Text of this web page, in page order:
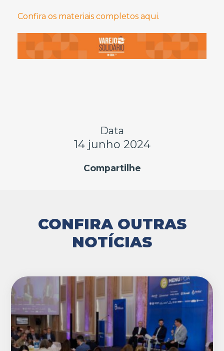
Confira os materiais completos aqui.
Data
14 junho 2024
Compartilhe
CONFIRA OUTRAS
NOTÍCIAS